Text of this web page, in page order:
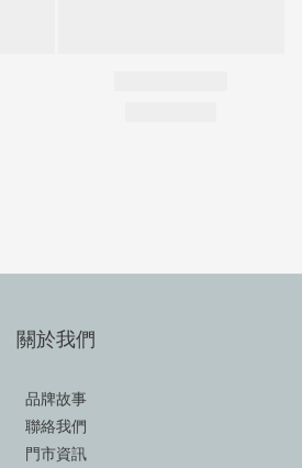
關於我們
品牌故事
聯絡我們
門市資訊